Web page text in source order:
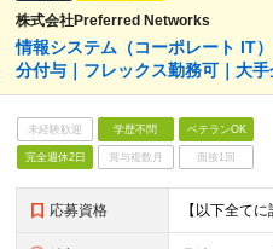
株式会社Preferred Networks
情報システム（コーポレート IT
分付与｜フレックス勤務可｜大
未経験歓迎 学歴不問 ベテランOK
完全週休2日 賞与複数月 面接1回
応募資格